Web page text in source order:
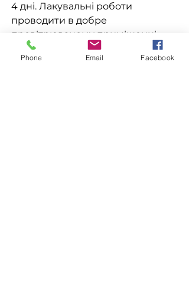
4 дні. Лакувальні роботи
проводити в добре
провітрюваному приміщенні.
Витрата лаку: 1 л лаку покриває
Phone Email Facebook